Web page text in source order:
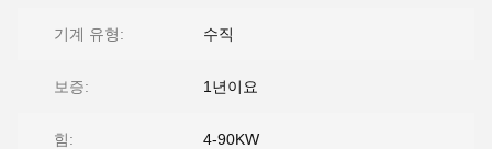
기계 유형: 수직
보증: 1년이요
힘: 4-90KW